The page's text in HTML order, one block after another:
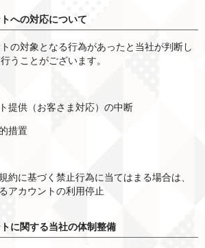
への対応について
の対象となる行為があったと当社が判断し
うことがございます。
提供（お客さま対応）の中断
措置
約に基づく禁止行為に当てはまる場合は、
アカウントの利用停止
に関する当社の体制整備